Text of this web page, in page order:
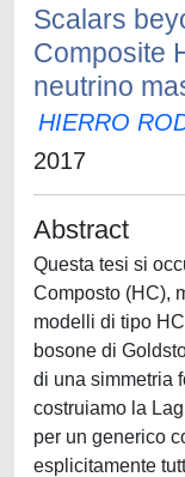
Scalars
Composite
neutrino
HIERRO
2017
Abstract
Questa tesi si
Composto (HC),
modelli di tipo
bosone di
di una simmetria
costruiamo la
per un generico
esplicitamente